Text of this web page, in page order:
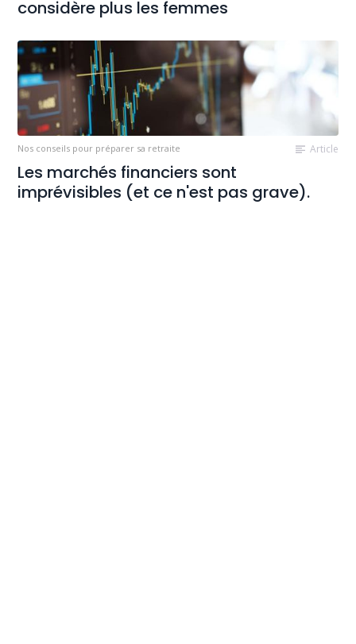
considère plus les femmes
Nos conseils pour préparer sa retraite Article
Les marchés financiers sont
imprévisibles (et ce n'est pas grave).